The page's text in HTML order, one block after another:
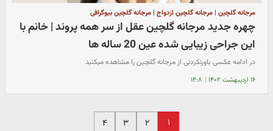
مرجانه گلچین | مرجانه گلچین ازدواج | مرجانه گلچین بیوگرافی
چهره جدید مرجانه گلچین عقل از سر همه پروند | خانم با
این جراحی زیبایی شده عین 20 ساله ها
در ادامه عکسی باورنکردنی از مرجانه گلچین را مشاهده میکنید
۱۶ اردیبهشت ۱۴۰۲ | ۱۴:۸
۱ ۲ ۳ ۴